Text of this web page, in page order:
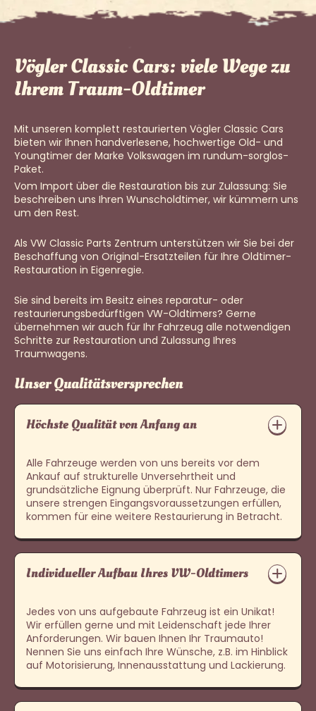
Vögler Classic Cars: viele Wege zu
Ihrem Traum-Oldtimer
Mit unseren komplett restaurierten Vögler Classic Cars
bieten wir Ihnen handverlesene, hochwertige Old- und
Youngtimer der Marke Volkswagen im rundum-sorglos-
Paket.
Vom Import über die Restauration bis zur Zulassung: Sie
beschreiben uns Ihren Wunscholdtimer, wir kümmern uns
um den Rest.
Als VW Classic Parts Zentrum unterstützen wir Sie bei der
Beschaffung von Original-Ersatzteilen für Ihre Oldtimer-
Restauration in Eigenregie.
Sie sind bereits im Besitz eines reparatur- oder
restaurierungsbedürftigen VW-Oldtimers? Gerne
übernehmen wir auch für Ihr Fahrzeug alle notwendigen
Schritte zur Restauration und Zulassung Ihres
Traumwagens.
Unser Qualitätsversprechen
Höchste Qualität von Anfang an
Alle Fahrzeuge werden von uns bereits vor dem
Ankauf auf strukturelle Unversehrtheit und
grundsätzliche Eignung überprüft. Nur Fahrzeuge, die
unsere strengen Eingangsvoraussetzungen erfüllen,
kommen für eine weitere Restaurierung in Betracht.
Individueller Aufbau Ihres VW-Oldtimers
Jedes von uns aufgebaute Fahrzeug ist ein Unikat!
Wir erfüllen gerne und mit Leidenschaft jede Ihrer
Anforderungen. Wir bauen Ihnen Ihr Traumauto!
Nennen Sie uns einfach Ihre Wünsche, z.B. im Hinblick
auf Motorisierung, Innenausstattung und Lackierung.